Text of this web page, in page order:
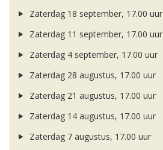
Zaterdag 18 september, 17.00 uur
Zaterdag 11 september, 17.00 uur
Zaterdag 4 september, 17.00 uur
Zaterdag 28 augustus, 17.00 uur
Zaterdag 21 augustus, 17.00 uur
Zaterdag 14 augustus, 17.00 uur
Zaterdag 7 augustus, 17.00 uur